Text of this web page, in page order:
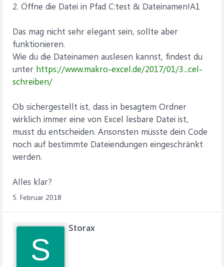
2. Öffne die Datei in Pfad C:test & Dateinamen!A1
Das mag nicht sehr elegant sein, sollte aber
funktionieren.
Wie du die Dateinamen auslesen kannst, findest du
unter https://www.makro-excel.de/2017/01/3...cel-
schreiben/
Ob sichergestellt ist, dass in besagtem Ordner
wirklich immer eine von Excel lesbare Datei ist,
musst du entscheiden. Ansonsten müsste dein Code
noch auf bestimmte Dateiendungen eingeschränkt
werden.
Alles klar?
5. Februar 2018
S
Storax